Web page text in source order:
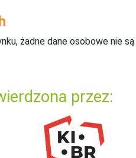
żadne dane osobowe nie
przez: